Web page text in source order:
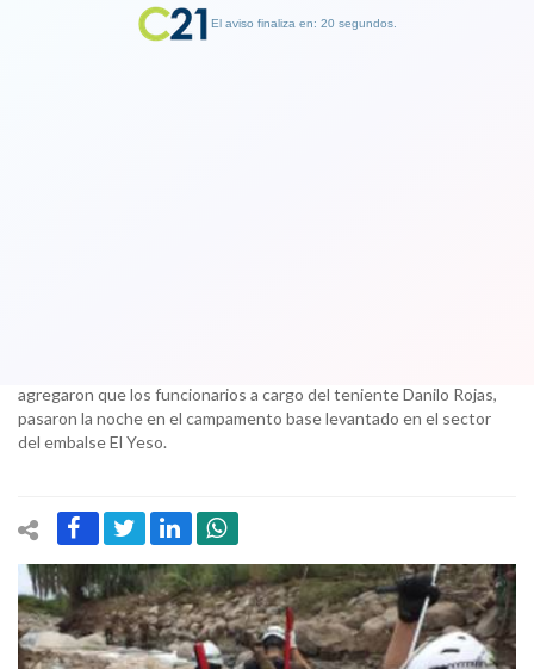
agregaron que los funcionarios a cargo del teniente Danilo Rojas,
pasaron la noche en el campamento base levantado en el sector
del embalse El Yeso.
El aviso finaliza en: 19 segundos.